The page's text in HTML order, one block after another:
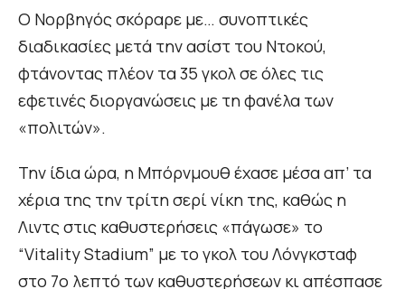
Ο Νορβηγός σκόραρε με… συνοπτικές
διαδικασίες μετά την ασίστ του Ντοκού,
φτάνοντας πλέον τα 35 γκολ σε όλες τις
εφετινές διοργανώσεις με τη φανέλα των
«πολιτών».
Την ίδια ώρα, η Μπόρνμουθ έχασε μέσα απ’ τα
χέρια της την τρίτη σερί νίκη της, καθώς η
Λιντς στις καθυστερήσεις «πάγωσε» το
“Vitality Stadium” με το γκολ του Λόνγκσταφ
στο 7ο λεπτό των καθυστερήσεων κι απέσπασε